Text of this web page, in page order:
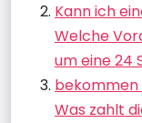
Kann ich
Welche
um eine 24
bekommen
Was zahlt